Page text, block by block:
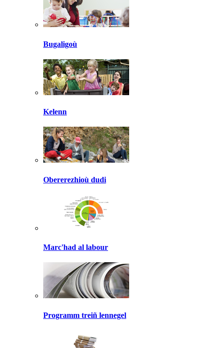
Bugaligoù
Kelenn
Obererezhioù dudi
Marc'had al labour
Programm treiñ lennegel